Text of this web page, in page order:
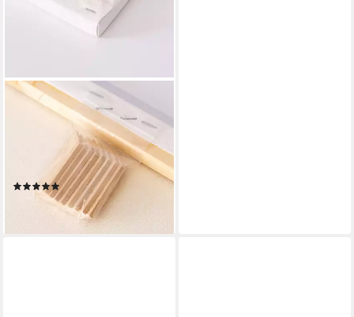
QUEENCE
Leinwand Künstlerleinwand,
Günstige Sets, 2-fach weiß,
100% Baumwolle, FSC Holz,
verschiedene Größen und
Sets
(1)
ab 23,99 €
lieferbar - in 4-5 Werktagen bei dir